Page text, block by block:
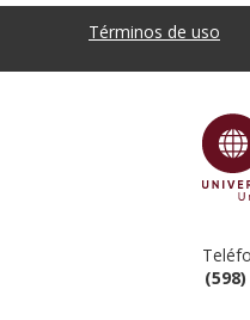
Términos de uso